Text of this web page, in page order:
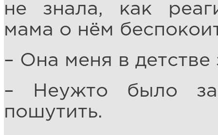
не знала, как
мама о нём
– Она меня в детстве
– Неужто было
пошутить.